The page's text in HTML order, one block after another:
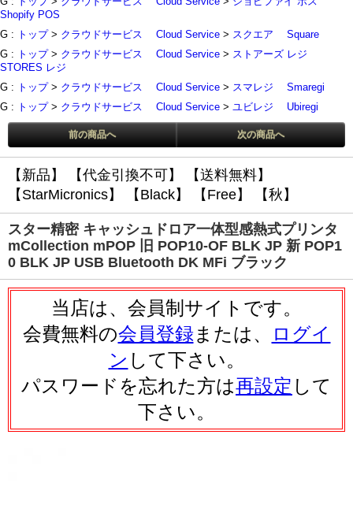
Shopify POS
G : トップ> クラウドサービス Cloud Service > スクエア Square
G : トップ> クラウドサービス Cloud Service > ストアーズ レジ
STORES レジ
G : トップ> クラウドサービス Cloud Service > スマレジ Smaregi
G : トップ> クラウドサービス Cloud Service > ユビレジ Ubiregi
前の商品へ 次の商品へ
【新品】 【代金引換不可】
【送料無料】
【StarMicronics】
【Black】 【Free】 【秋】
スター精密 キャッシュドロア一体型感熱式プリンタ
mCollection mPOP 旧 POP10-OF BLK JP 新 POP1
0 BLK JP USB Bluetooth DK MFi ブラック
当店は、会員制サイトです。
会費無料の会員登録または、
ログイ
ン して下さい。
パスワードを忘れた方は再設定 して
下さい。